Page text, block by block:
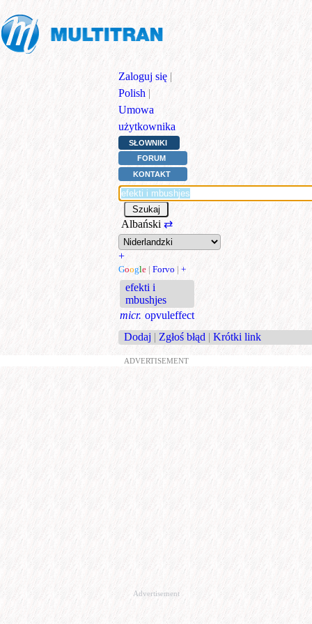
Zaloguj się |
Polish |
Umowa
użytkownika
SŁOWNIKI
FORUM
KONTAKT
Albański ⇄
+
Google | Forvo | +
efekti i
mbushjes
micr. opvuleffect
Dodaj | Zgłoś błąd | Krótki link
ADVERTISEMENT
Advertisement